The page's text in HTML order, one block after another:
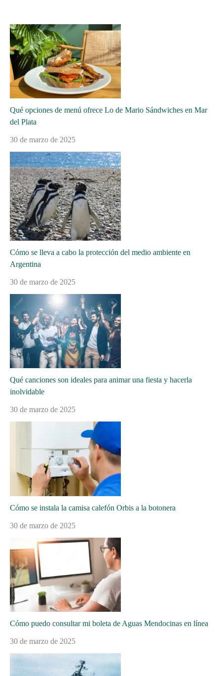
Qué opciones de menú ofrece Lo de Mario Sándwiches en Mar
del Plata
30 de marzo de 2025
Cómo se lleva a cabo la protección del medio ambiente en
Argentina
30 de marzo de 2025
Qué canciones son ideales para animar una fiesta y hacerla
inolvidable
30 de marzo de 2025
Cómo se instala la camisa calefón Orbis a la botonera
30 de marzo de 2025
Cómo puedo consultar mi boleta de Aguas Mendocinas en línea
30 de marzo de 2025